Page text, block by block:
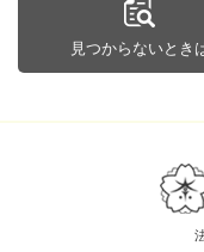
見つからないとき